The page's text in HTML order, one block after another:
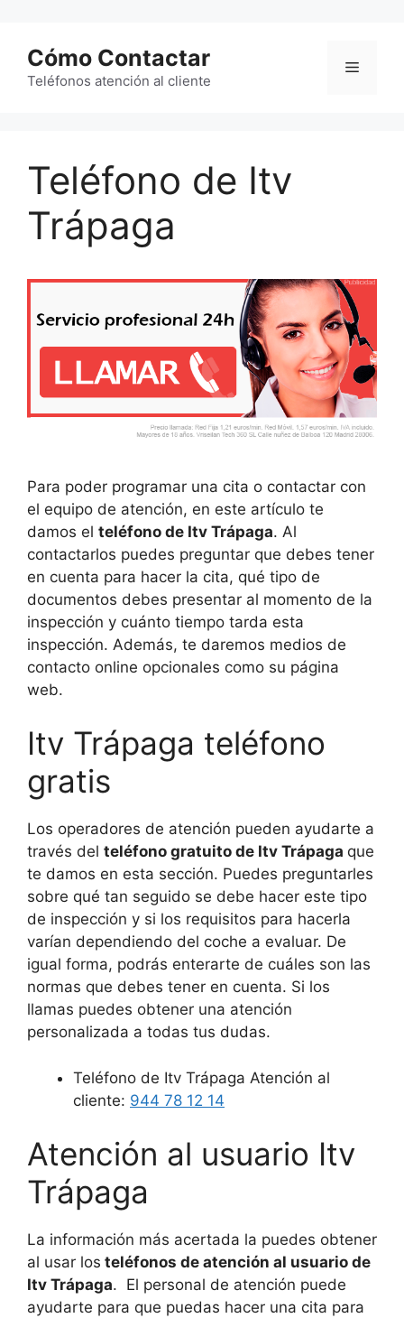
contenido
Cómo Contactar
Teléfonos atención al cliente
Menú
Teléfono de Itv
Trápaga
Para poder programar una cita o contactar con
el equipo de atención, en este artículo te
damos el teléfono de Itv Trápaga. Al
contactarlos puedes preguntar que debes tener
en cuenta para hacer la cita, qué tipo de
documentos debes presentar al momento de la
inspección y cuánto tiempo tarda esta
inspección. Además, te daremos medios de
contacto online opcionales como su página
web.
Itv Trápaga teléfono
gratis
Los operadores de atención pueden ayudarte a
través del teléfono gratuito de Itv Trápaga que
te damos en esta sección. Puedes preguntarles
sobre qué tan seguido se debe hacer este tipo
de inspección y si los requisitos para hacerla
varían dependiendo del coche a evaluar. De
igual forma, podrás enterarte de cuáles son las
normas que debes tener en cuenta. Si los
llamas puedes obtener una atención
personalizada a todas tus dudas.
Teléfono de Itv Trápaga Atención al
cliente: 944 78 12 14
Atención al usuario Itv
Trápaga
La información más acertada la puedes obtener
al usar los teléfonos de atención al usuario de
Itv Trápaga. El personal de atención puede
ayudarte para que puedas hacer una cita para